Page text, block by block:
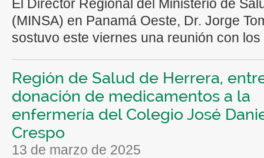
El Director Regional del Ministerio de
(MINSA) en Panamá Oeste, Dr. Jorge
sostuvo este viernes una reunión con los
Región de Salud de Herrera,
donación de medicamentos a la
enfermería del Colegio José
Crespo
13 de marzo de 2025